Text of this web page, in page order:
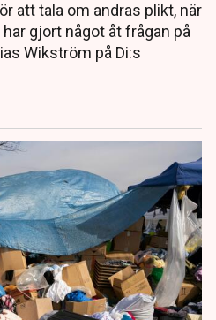
att tala om andras plikt, när
gjort något åt frågan på
Wikström på Di:s